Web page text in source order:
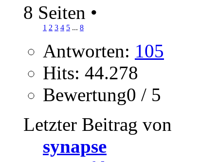
8 Seiten •
1 2 3 4 5 ... 8
Antworten: 105
Hits: 44.278
Bewertung0 / 5
Letzter Beitrag von
synapse